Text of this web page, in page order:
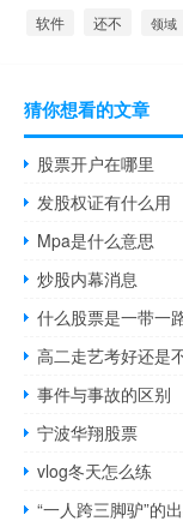
软件 还不 领域
猜你想看的文章
股票开户在哪里
发股权证有什么用
Mpa是什么意思
炒股内幕消息
什么股票是一带一
高二走艺考好还是
事件与事故的区别
宁波华翔股票
vlog冬天怎么练
“一人跨三脚驴”的